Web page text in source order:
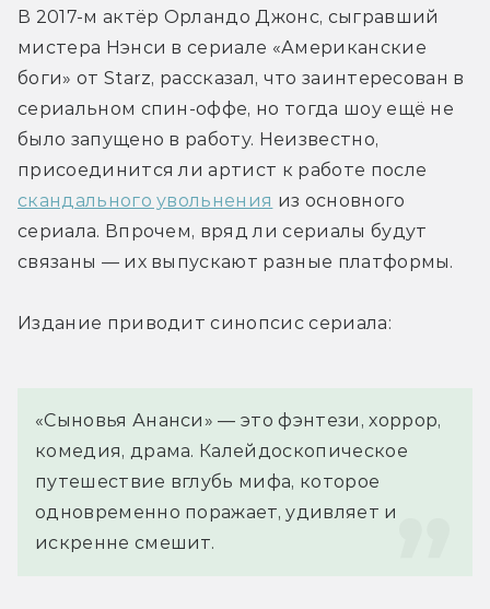
В 2017-м актёр Орландо Джонс, сыгравший
мистера Нэнси в сериале «Американские
боги» от Starz, рассказал, что заинтересован в
сериальном спин-оффе, но тогда шоу ещё не
было запущено в работу. Неизвестно,
скандального увольнения из основного
сериала. Впрочем, вряд ли сериалы будут
связаны — их выпускают разные платформы.
Издание приводит синопсис сериала:
«Сыновья Ананси» — это фэнтези, хоррор,
комедия, драма. Калейдоскопическое
путешествие вглубь мифа, которое
одновременно поражает, удивляет и
искренне смешит.